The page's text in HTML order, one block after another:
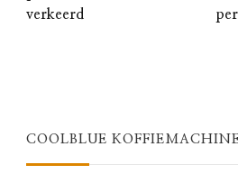
verkeerd
COOLBLUE